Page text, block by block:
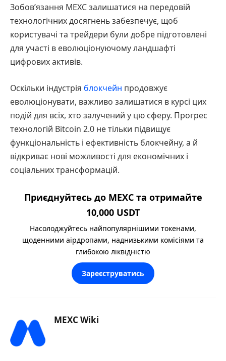
Зобов’язання MEXC залишатися на передовій
технологічних досягнень забезпечує, щоб
користувачі та трейдери були добре підготовлені
для участі в еволюціонуючому ландшафті
цифрових активів.
Оскільки індустрія блокчейн продовжує
еволюціонувати, важливо залишатися в курсі цих
подій для всіх, хто залучений у цю сферу. Прогрес
технологій Bitcoin 2.0 не тільки підвищує
функціональність і ефективність блокчейну, а й
відкриває нові можливості для економічних і
соціальних трансформацій.
Приєднуйтесь до MEXC та отримайте
10,000 USDT
Насолоджуйтесь найпопулярнішими токенами,
щоденними аірдропами, наднизькими комісіями та
глибокою ліквідністю
Зареєструватись
MEXC Wiki